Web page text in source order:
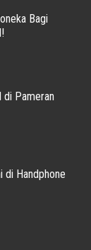
Bagi
di Pameran
di Handphone